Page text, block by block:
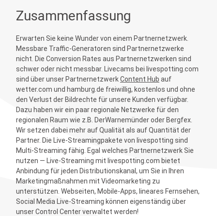
Zusammenfassung
Erwarten Sie keine Wunder von einem Partnernetzwerk.
Messbare Traffic-Generatoren sind Partnernetzwerke
nicht. Die Conversion Rates aus Partnernetzwerken sind
schwer oder nicht messbar. Livecams bei livespotting.com
sind über unser PartnernetzwerkContent Hub auf
wetter.com und hamburg.de freiwillig, kostenlos und ohne
den Verlust der Bildrechte für unsere Kunden verfügbar.
Dazu haben wir ein paar regionale Netzwerke für den
regionalen Raum wie z.B. DerWarnemünder oder Bergfex.
Wir setzen dabei mehr auf Qualität als auf Quantität der
Partner. Die Live-Streamingpakete von livespotting sind
Multi-Streaming fähig. Egal welches Partnernetzwerk Sie
nutzen — Live-Streaming mit livespotting.com bietet
Anbindung für jeden Distributionskanal, um Sie in Ihren
Marketingmaßnahmen mit Videomarketing zu
unterstützen. Webseiten, Mobile-Apps, lineares Fernsehen,
Social Media Live-Streaming können eigenständig über
unser Control Center verwaltet werden!